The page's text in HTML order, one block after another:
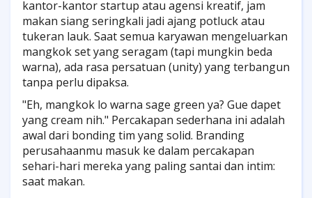
kantor-kantor startup atau agensi kreatif, jam
makan siang seringkali jadi ajang potluck atau
tukeran lauk. Saat semua karyawan mengeluarkan
mangkok set yang seragam (tapi mungkin beda
warna), ada rasa persatuan (unity) yang terbangun
tanpa perlu dipaksa.
"Eh, mangkok lo warna sage green ya? Gue dapet
yang cream nih." Percakapan sederhana ini adalah
awal dari bonding tim yang solid. Branding
perusahaanmu masuk ke dalam percakapan
sehari-hari mereka yang paling santai dan intim:
saat makan.